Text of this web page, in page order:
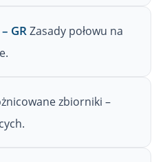
GR Zasady połowu na
zbiorniki –